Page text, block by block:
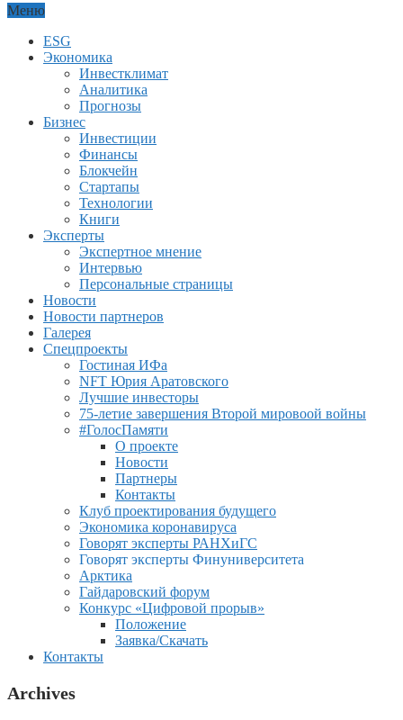
Меню
ESG
Экономика
Инвестклимат
Аналитика
Прогнозы
Бизнес
Инвестиции
Финансы
Блокчейн
Стартапы
Технологии
Книги
Эксперты
Экспертное мнение
Интервью
Персональные страницы
Новости
Новости партнеров
Галерея
Спецпроекты
Гостиная ИФа
NFT Юрия Аратовского
Лучшие инвесторы
75-летие завершения Второй мировоой войны
#ГолосПамяти
О проекте
Новости
Партнеры
Контакты
Клуб проектирования будущего
Экономика коронавируса
Говорят эксперты РАНХиГС
Говорят эксперты Финуниверситета
Арктика
Гайдаровский форум
Конкурс «Цифровой прорыв»
Положение
Заявка/Скачать
Контакты
Archives